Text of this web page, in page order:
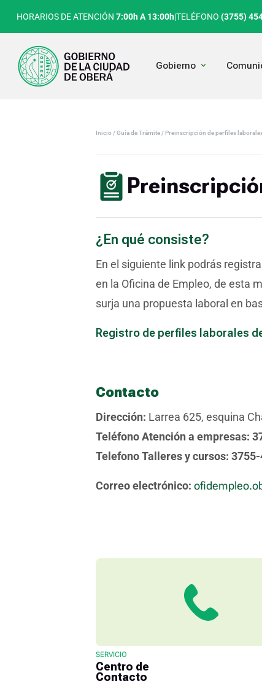
HORARIOS DE ATENCIÓN 7:00h A 13:00h|TELÉFONO (3755)
Gobierno Open
Inicio / Guía de Trámite / Preinscripción de perfiles
¿En qué consiste?
En el siguiente link podrás
en la Oficina de Empleo, de esta
surja una propuesta laboral en
Registro de perfiles laborales
Contacto
Dirección: Larrea 625, esquina
Teléfono Atención a empresas:
Telefono Talleres y cursos: 3755-
Correo electrónico:
SERVICIO
Centro de
Contacto